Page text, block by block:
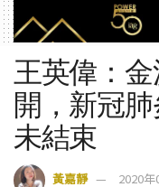
王英偉：
開，新冠
未結束
黃嘉靜 2020